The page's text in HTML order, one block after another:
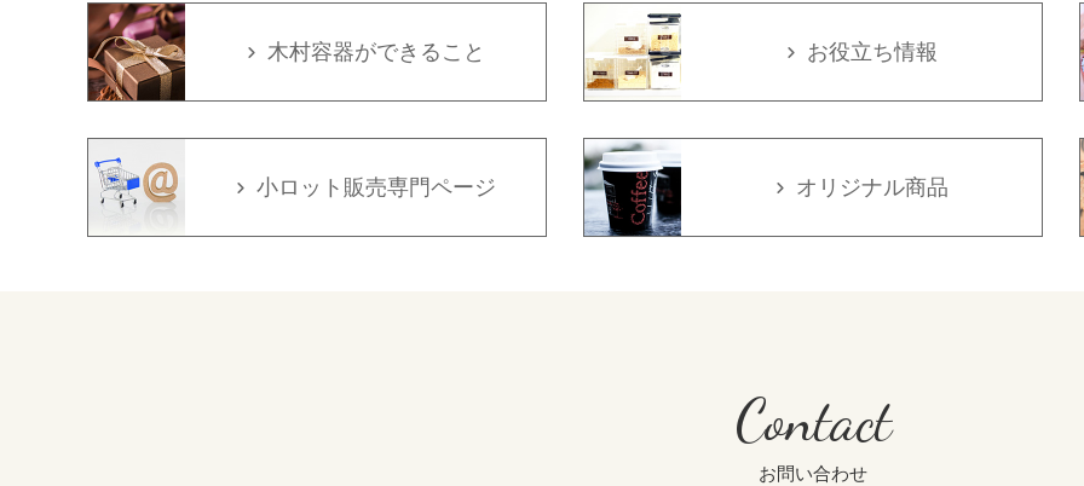
木村容器ができること お役立ち情報
小ロット販売専門ページ オリジナル商品
Contact
お問い合わせ